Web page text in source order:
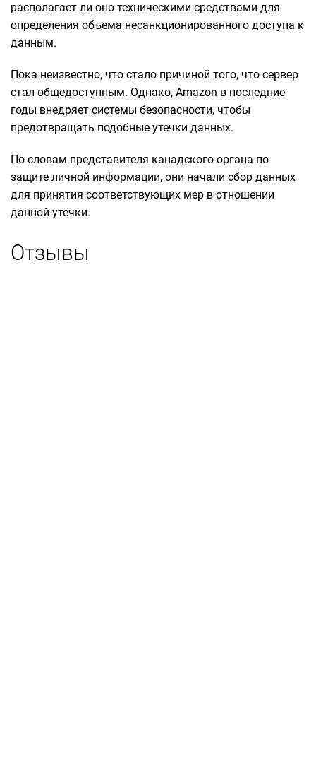
располагает ли оно техническими средствами для
определения объема несанкционированного доступа к
данным.
Пока неизвестно, что стало причиной того, что сервер
стал общедоступным. Однако, Amazon в последние
годы внедряет системы безопасности, чтобы
предотвращать подобные утечки данных.
По словам представителя канадского органа по
защите личной информации, они начали сбор данных
для принятия соответствующих мер в отношении
данной утечки.
Отзывы